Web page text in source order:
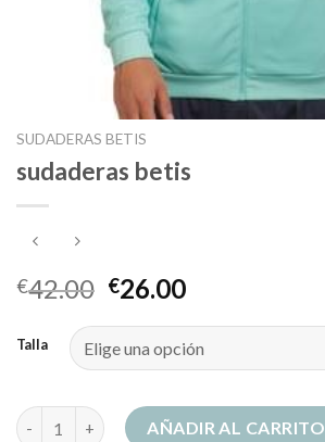
SUDADERAS BETIS
sudaderas betis
€42.00 €26.00
Talla
sudaderas betis cantidadAÑADIR AL CARRITO